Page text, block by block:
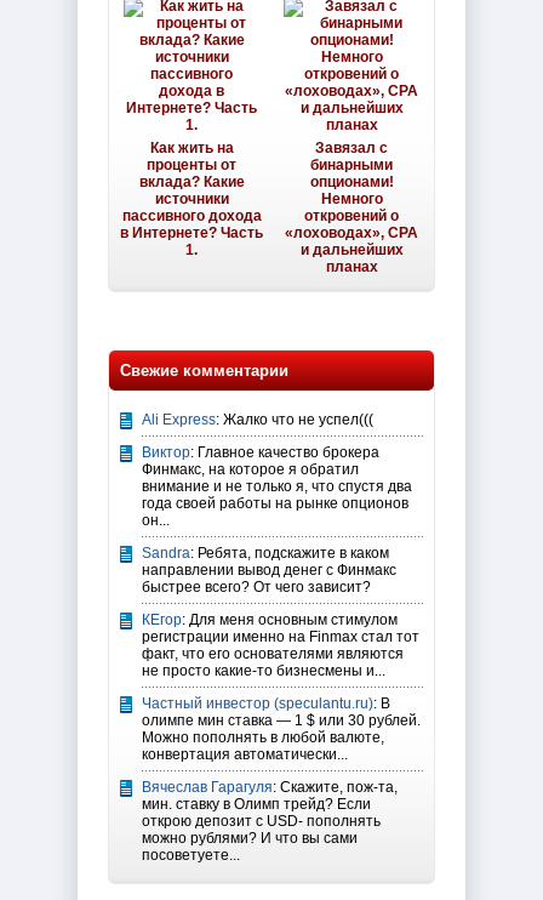
Как жить на
проценты от
вклада? Какие
источники
пассивного дохода
в Интернете? Часть
1.
Завязал с
бинарными
опционами!
Немного
откровений о
«лоховодах», CPA
и дальнейших
планах
Свежие комментарии
Ali Express: Жалко что не успел(((
Виктор: Главное качество брокера
Финмакс, на которое я обратил
внимание и не только я, что спустя два
года своей работы на рынке опционов
он...
Sandra: Ребята, подскажите в каком
направлении вывод денег с Финмакс
быстрее всего? От чего зависит?
КЕгор: Для меня основным стимулом
регистрации именно на Finmax стал тот
факт, что его основателями являются
не просто какие-то бизнесмены и...
Частный инвестор (speculantu.ru): В
олимпе мин ставка — 1 $ или 30 рублей.
Можно пополнять в любой валюте,
конвертация автоматически...
Вячеслав Гарагуля: Скажите, пож-та,
мин. ставку в Олимп трейд? Если
открою депозит с USD- пополнять
можно рублями? И что вы сами
посоветуете...